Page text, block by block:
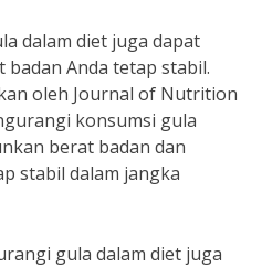
dalam diet juga dapat
Anda tetap stabil.
oleh Journal of Nutrition
konsumsi gula
berat badan dan
stabil dalam jangka
gula dalam diet juga